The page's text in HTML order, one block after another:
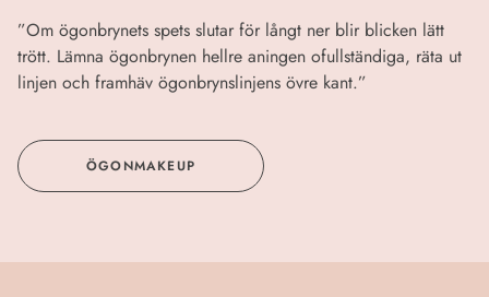
”Om ögonbrynets spets slutar för långt ner blir blicken lätt
trött. Lämna ögonbrynen hellre aningen ofullständiga, räta ut
linjen och framhäv ögonbrynslinjens övre kant.”
ÖGONMAKEUP